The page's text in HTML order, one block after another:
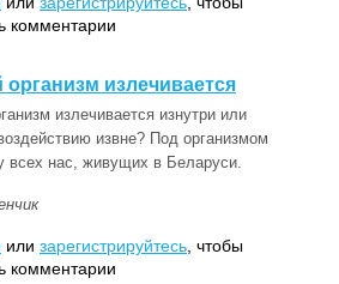
комментарии
организм излечивается
излечивается изнутри или
извне? Под организмом
всех нас, живущих в Беларуси.
или зарегистрируйтесь , чтобы
комментарии